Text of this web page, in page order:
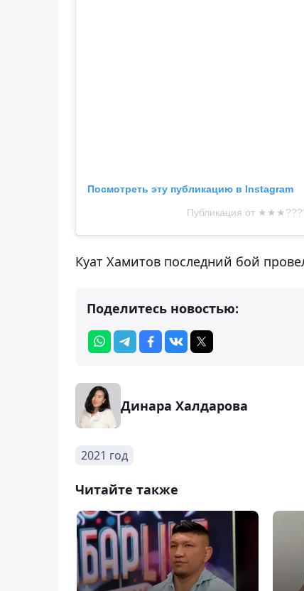
Посмотреть эту публикацию в Instagram
Публикация от
Куат Хамитов последний бой
Поделитесь новостью:
Динара Халдарова
2021 год
Читайте также